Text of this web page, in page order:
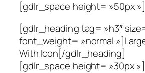
[gdlr_space height= »50px »]
[gdlr_heading tag= »h3″
font_weight= »normal
With Icon[/gdlr_heading]
[gdlr_space height= »30px »]